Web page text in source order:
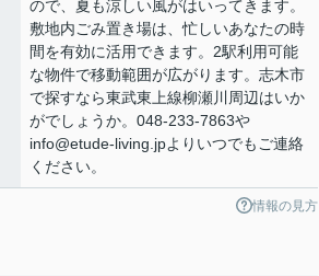
ので、夏も涼しい風がはいってきます。
敷地内ごみ置き場は、忙しいあなたの時
間を有効に活用できます。2駅利用可能
な物件で移動範囲が広がります。志木市
で探すなら東武東上線柳瀬川周辺はいか
がでしょうか。048-233-7863や
info@etude-living.jpよりいつでもご連絡
ください。
情報の見方